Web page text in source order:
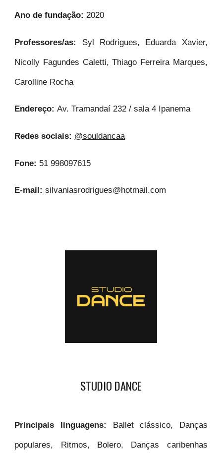
Ano de fundação:2020
Professores/as: Syl Rodrigues, Eduarda Xavier,
Nicolly Fagundes Caletti, Thiago Ferreira Marques,
Carolline Rocha
Endereço:Av. Tramandaí 232 / sala 4 Ipanema
Redes sociais: @souldancaa
Fone: 51 998097615
E-mail:silvaniasrodrigues@hotmail.com
STUDIO DANCE
Principais linguagens: Ballet clássico, Danças
populares, Ritmos, Bolero, Danças caribenhas